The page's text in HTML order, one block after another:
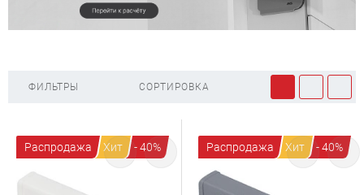
ФИЛЬТРЫ СОРТИРОВКА
Распродажа Хит - 40% Распродажа Хит - 40%